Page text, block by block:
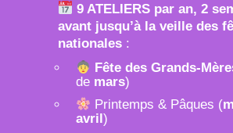
9 ATELIERS par an, 2
avant jusqu’à la veille des
nationales :
Fête des Grands-
de mars)
Printemps & Pâques (
avril)